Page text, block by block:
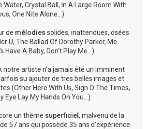
Crystal Ball, In A Large Room With
One Nite Alone...)
de mélodies solides, inattendues, osées
U, The Ballad Of Dorothy Parker, Me
Have A Baby, Don't Play Me...)
notre artiste n'a jamais été un imminent
su ajouter de tres belles images et
(Other Here With Us, Sign O The Times,
Eye Lay My Hands On You...).
un thème superficiel , malvenu de la
57 ans qui possède 35 ans d'expérience